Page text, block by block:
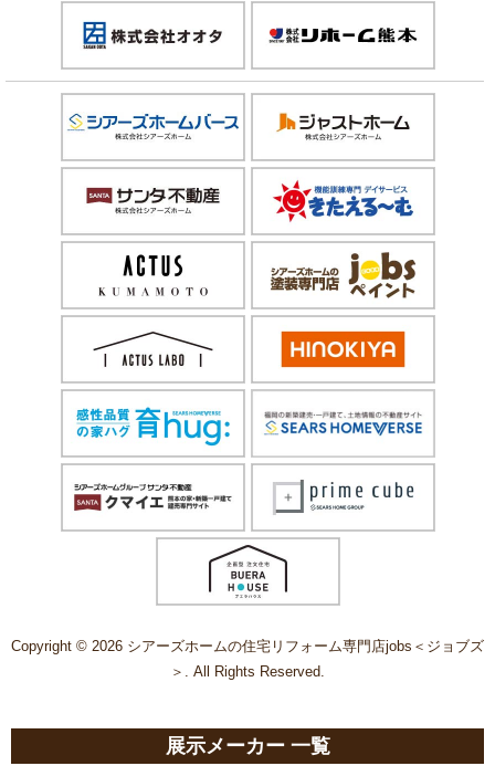
Copyright © 2026 シアーズホームの住宅リフォーム専門店jobs＜ジョブズ
＞. All Rights Reserved.
展示メーカー 一覧